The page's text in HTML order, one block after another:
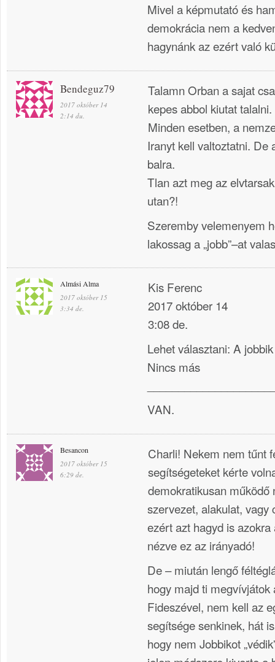
Mivel a képmutató és
demokrácia nem a
hagynánk az ezért való
Bendeguz79
2017 október 14
2:14 du.
Talamn Orban a sajat
kepes abbol kiutat talalni.
Minden esetben, a
Iranyt kell valtoztatni. De
balra.
Tlan azt meg az
utan?!
Szeremby velemenyem
lakossag a „jobb”–at
Almási Alma
2017 október 15
3:34 de.
Kis Ferenc
2017 október 14
3:08 de.
Lehet választani: A
Nincs más
VAN.
Besancon
2017 október 15
6:29 de.
Charli! Nekem nem tűnt
segítségeteket kérte
demokratikusan működő
szervezet, alakulat, vagy
ezért azt hagyd is
nézve ez az irányadó!
De – miután lengő
hogy majd ti
Fideszével, nem kell az
segítsége senkinek, hát
hogy nem Jobbikot